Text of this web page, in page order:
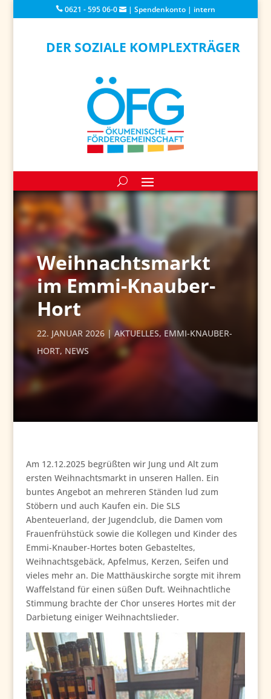
0621 - 595 06-0 | Spendenkonto| intern
DER SOZIALE KOMPLEXTRÄGER
Weihnachtsmarkt
im Emmi-Knauber-
Hort
22. JANUAR 2026 AKTUELLES, EMMI-KNAUBER-
HORT, NEWS
Am 12.12.2025 begrüßten wir Jung und Alt zum
ersten Weihnachtsmarkt in unseren Hallen. Ein
buntes Angebot an mehreren Ständen lud zum
Stöbern und auch Kaufen ein. Die SLS
Abenteuerland, der Jugendclub, die Damen vom
Frauenfrühstück sowie die Kollegen und Kinder des
Emmi-Knauber-Hortes boten Gebasteltes,
Weihnachtsgebäck, Apfelmus, Kerzen, Seifen und
vieles mehr an. Die Matthäuskirche sorgte mit ihrem
Waffelstand für einen süßen Duft. Weihnachtliche
Stimmung brachte der Chor unseres Hortes mit der
Darbietung einiger Weihnachtslieder.